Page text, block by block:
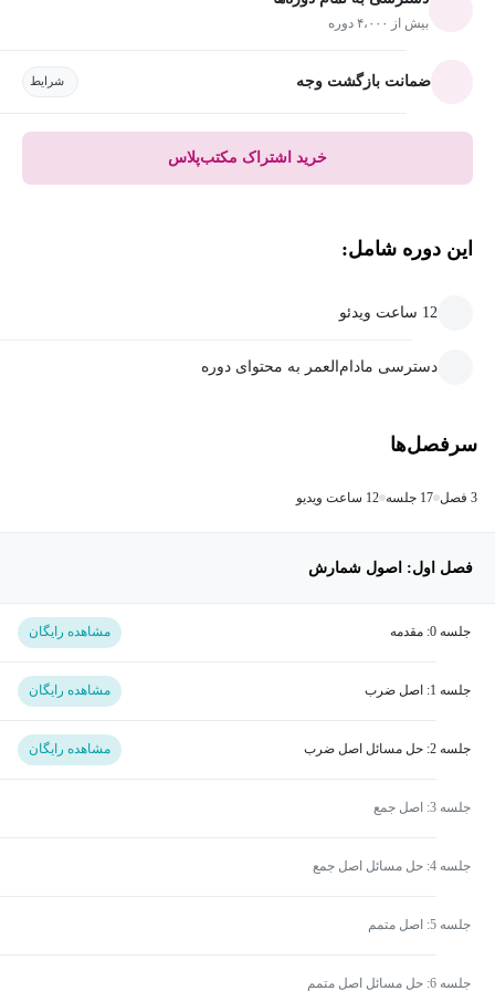
بیش از ۴،۰۰۰ دوره
ضمانت بازگشت وجه شرایط
خرید اشتراک مکتب‌پلاس
این دوره شامل:
12 ساعت ویدئو
دسترسی مادام‌العمر به محتوای دوره
سرفصل‌ها
3 فصل 17 جلسه 12 ساعت ویدیو
فصل اول: اصول شمارش
جلسه 0: مقدمه مشاهده رایگان
جلسه 1: اصل ضرب مشاهده رایگان
جلسه 2: حل مسائل اصل ضرب مشاهده رایگان
جلسه 3: اصل جمع
جلسه 4: حل مسائل اصل جمع
جلسه 5: اصل متمم
جلسه 6: حل مسائل اصل متمم